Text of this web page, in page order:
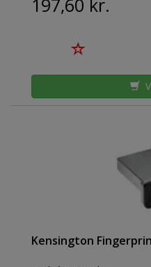
197,60 kr.
Kensington